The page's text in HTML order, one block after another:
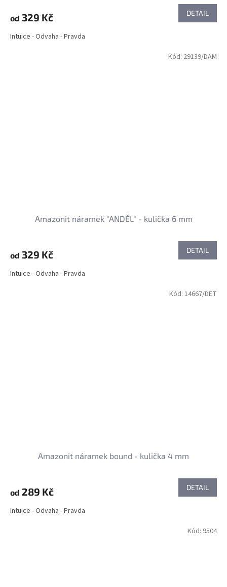
od 329 Kč DETAIL
Intuice - Odvaha - Pravda
Amazonit náramek "ANDĚL" - kulička 6 mm
od 329 Kč DETAIL
Intuice - Odvaha - Pravda
Kód: 29139/DAM
Amazonit náramek bound - kulička 4 mm
od 289 Kč DETAIL
Intuice - Odvaha - Pravda
Kód: 14667/DET
Kód: 9504